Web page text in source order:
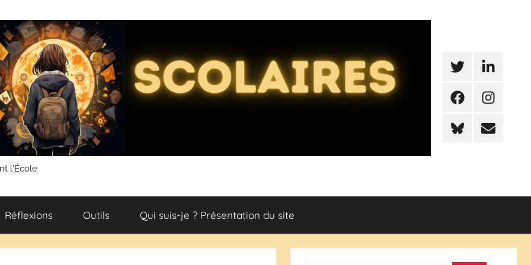
l'École
TwitterLinkedIn
FacebookInstagram
BlueSkyMail
Réflexions Outils Qui suis-je ? Présentation du site